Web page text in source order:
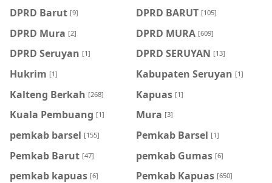
DPRD Barut [9] DPRD BARUT [105]
DPRD Mura [2] DPRD MURA [609]
DPRD Seruyan [1] DPRD SERUYAN [13]
Hukrim [1] Kabupaten Seruyan [1]
Kalteng Berkah [268] Kapuas [1]
Kuala Pembuang [1] Mura [3]
pemkab barsel [155] Pemkab Barsel [1]
Pemkab Barut [47] pemkab Gumas [6]
pemkab kapuas [6] Pemkab Kapuas [650]